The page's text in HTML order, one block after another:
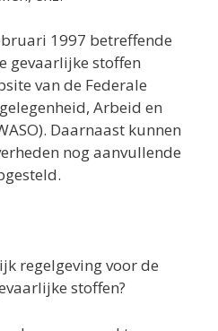
1997 betreffende
gevaarlijke stoffen
van de Federale
Arbeid en
Daarnaast kunnen
nog aanvullende
regelgeving voor de
stoffen?